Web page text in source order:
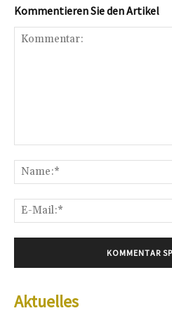
Kommentieren Sie den Artikel
Aktuelles